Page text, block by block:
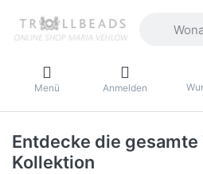
Menü Anmelden
Entdecke die
Kollektion